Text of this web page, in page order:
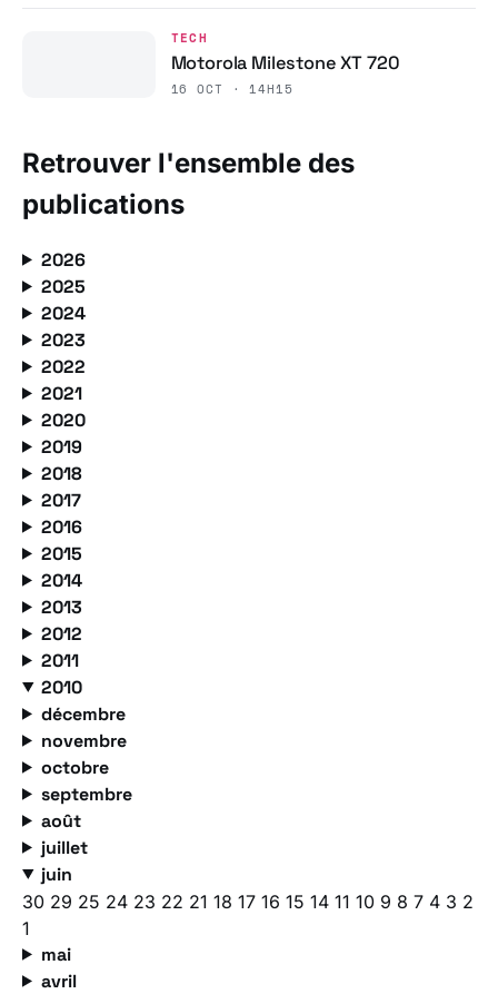
TECH
Motorola Milestone XT 720
16 OCT · 14H15
Retrouver l'ensemble des
publications
2026
2025
2024
2023
2022
2021
2020
2019
2018
2017
2016
2015
2014
2013
2012
2011
2010
décembre
novembre
octobre
septembre
août
juillet
juin
30 29 25 24 23 22 21 18 17 16 15 14 11 10 9 8 7 4 3 2
1
mai
avril